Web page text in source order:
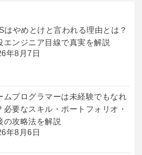
はやめとけと言われる理由とは？
エンジニア目線で真実を解説
年8月7日
ムプログラマーは未経験でもなれ
必要なスキル・ポートフォリオ・
の攻略法を解説
年8月6日